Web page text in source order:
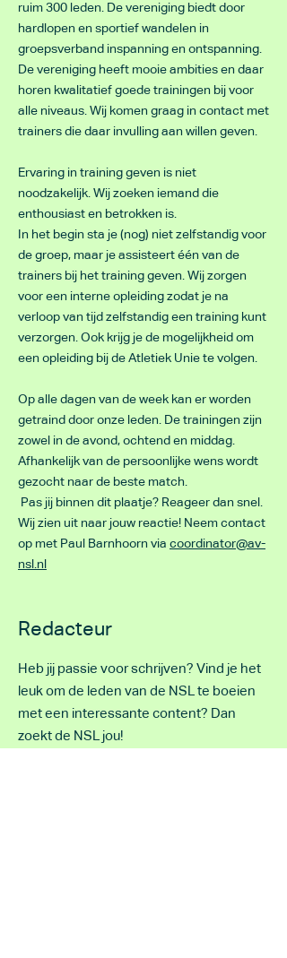
ruim 300 leden. De vereniging biedt door
hardlopen en sportief wandelen in
groepsverband inspanning en ontspanning.
De vereniging heeft mooie ambities en daar
horen kwalitatief goede trainingen bij voor
alle niveaus. Wij komen graag in contact met
trainers die daar invulling aan willen geven.
Ervaring in training geven is niet
noodzakelijk. Wij zoeken iemand die
enthousiast en betrokken is.
In het begin sta je (nog) niet zelfstandig voor
de groep, maar je assisteert één van de
trainers bij het training geven. Wij zorgen
voor een interne opleiding zodat je na
verloop van tijd zelfstandig een training kunt
verzorgen. Ook krijg je de mogelijkheid om
een opleiding bij de Atletiek Unie te volgen.
Op alle dagen van de week kan er worden
getraind door onze leden. De trainingen zijn
zowel in de avond, ochtend en middag.
Afhankelijk van de persoonlijke wens wordt
gezocht naar de beste match.
Pas jij binnen dit plaatje? Reageer dan snel.
Wij zien uit naar jouw reactie! Neem contact
op met Paul Barnhoorn via coordinator@av-
nsl.nl
Redacteur
Heb jij passie voor schrijven? Vind je het
leuk om de leden van de NSL te boeien
met een interessante content? Dan
zoekt de NSL jou!